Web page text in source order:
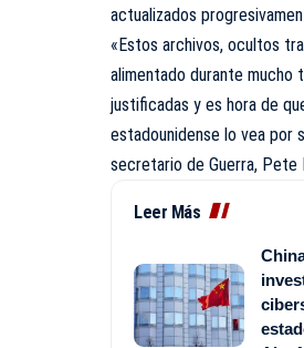
actualizados
«Estos archivos, ocultos
alimentado durante mucho
justificadas y es hora de
estadounidense lo vea por
secretario de Guerra, Pete
Leer Más